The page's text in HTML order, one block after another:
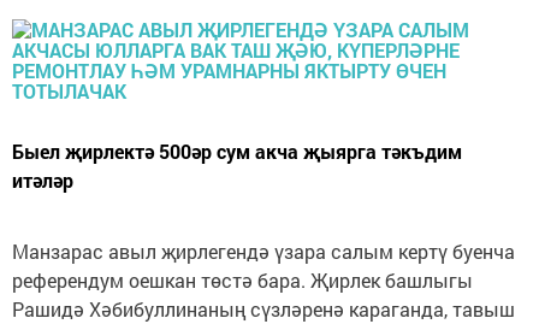
Быел җирлектә 500әр сум акча җыярга тәкъдим
итәләр
Манзарас авыл җирлегендә үзара салым кертү буенча
референдум оешкан төстә бара. Җирлек башлыгы
Рашидә Хәбибуллинаның сүзләренә караганда, тавыш